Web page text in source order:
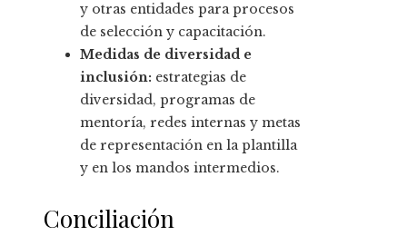
y otras entidades para procesos
de selección y capacitación.
Medidas de diversidad e
inclusión: estrategias de
diversidad, programas de
mentoría, redes internas y metas
de representación en la plantilla
y en los mandos intermedios.
Conciliación